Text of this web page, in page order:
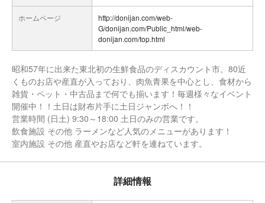
ホームページ
http://donijan.com/web-
G/donijan.com/Public_html/web-
donijan.com/top.html
昭和57年に出来た東北初の生鮮食品のディスカウント市。80近
くものお店や産直が入っており、肉魚青果を中心とし、食材から
雑貨・ペット・中古品まで何でも揃います！毎週様々なイベント
開催中！！土日は財布片手に土日ジャンボへ！！
営業時間 (日土) 9:30～18:00 土日のみの営業です。
飲食施設 その他 ラーメンなど人気のメニューがあります！
室内施設 その他 産直やお店など軒を連ねています。
詳細情報